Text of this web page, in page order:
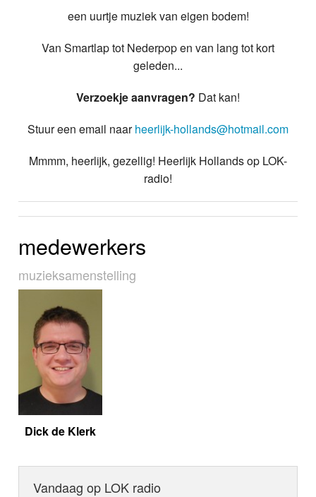
een uurtje muziek van eigen bodem!
Van Smartlap tot Nederpop en van lang tot kort
geleden...
Verzoekje aanvragen? Dat kan!
Stuur een email naarheerlijk-hollands@hotmail.com
Mmmm, heerlijk, gezellig! Heerlijk Hollands op LOK-
radio!
medewerkers
muziek­sa­men­stel­ling
Dick de Klerk
Vandaag op LOK radio